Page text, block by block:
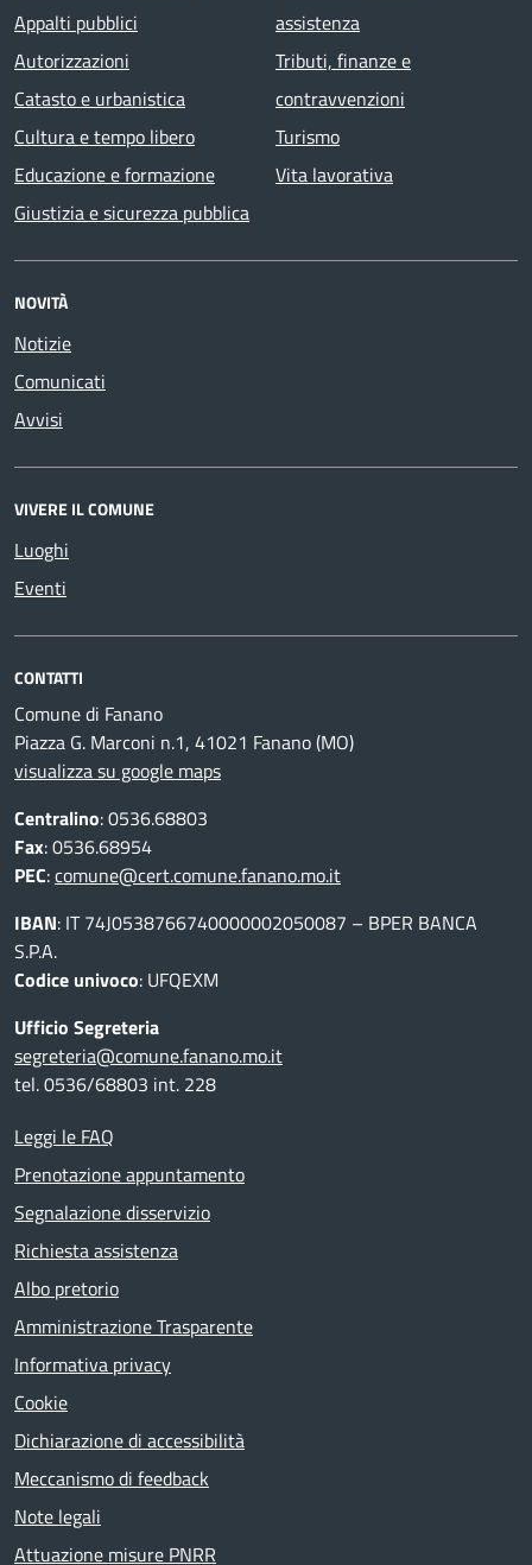
Appalti pubblici
Autorizzazioni
Catasto e urbanistica
Cultura e tempo libero
Educazione e formazione
Giustizia e sicurezza pubblica
assistenza
Tributi, finanze e
contravvenzioni
Turismo
Vita lavorativa
NOVITÀ
Notizie
Comunicati
Avvisi
VIVERE IL COMUNE
Luoghi
Eventi
CONTATTI
Comune di Fanano
Piazza G. Marconi n.1, 41021 Fanano (MO)
visualizza su google maps
Centralino: 0536.68803
Fax: 0536.68954
PEC:comune@cert.comune.fanano.mo.it
IBAN: IT 74J0538766740000002050087 – BPER BANCA
S.P.A.
Codice univoco: UFQEXM
Ufficio Segreteria
segreteria@comune.fanano.mo.it
tel. 0536/68803 int. 228
Leggi le FAQ
Prenotazione appuntamento
Segnalazione disservizio
Richiesta assistenza
Albo pretorio
Amministrazione Trasparente
Informativa privacy
Cookie
Dichiarazione di accessibilità
Meccanismo di feedback
Note legali
Attuazione misure PNRR